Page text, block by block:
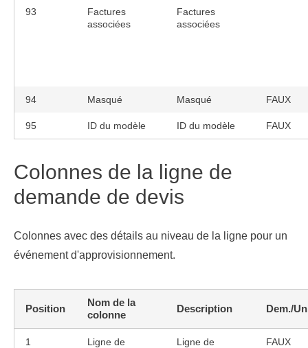
93
Factures
associées
Factures
associées
94 Masqué Masqué FAUX
95 ID du modèle ID du modèle FAUX
Colonnes de la ligne de
demande de devis
Colonnes avec des détails au niveau de la ligne pour un
événement d'approvisionnement.
Position
Nom de la
colonne
Description Dem./
1
Ligne de
Ligne de
FAUX